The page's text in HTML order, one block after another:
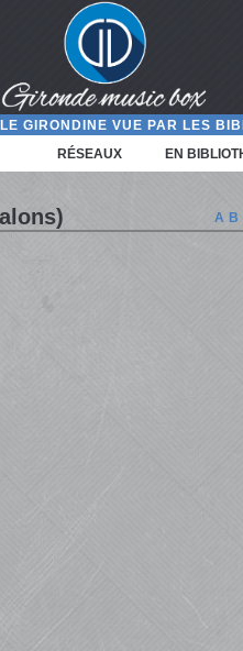
GIRONDINE VUE PAR LES
RÉSEAUX EN
A B